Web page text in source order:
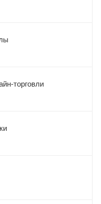
торговли